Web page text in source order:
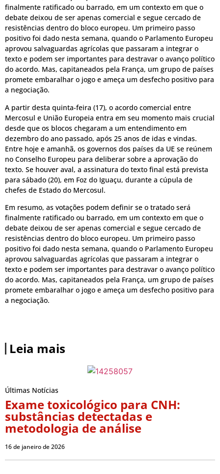
finalmente ratificado ou barrado, em um contexto em que o
debate deixou de ser apenas comercial e segue cercado de
resistências dentro do bloco europeu. Um primeiro passo
positivo foi dado nesta semana, quando o Parlamento Europeu
aprovou salvaguardas agrícolas que passaram a integrar o
texto e podem ser importantes para destravar o avanço político
do acordo. Mas, capitaneados pela França, um grupo de países
promete embaralhar o jogo e ameça um desfecho positivo para
a negociação.
A partir desta quinta-feira (17), o acordo comercial entre
Mercosul e União Europeia entra em seu momento mais crucial
desde que os blocos chegaram a um entendimento em
dezembro do ano passado, após 25 anos de idas e vindas.
Entre hoje e amanhã, os governos dos países da UE se reúnem
no Conselho Europeu para deliberar sobre a aprovação do
texto. Se houver aval, a assinatura do texto final está prevista
para sábado (20), em Foz do Iguaçu, durante a cúpula de
chefes de Estado do Mercosul.
Em resumo, as votações podem definir se o tratado será
finalmente ratificado ou barrado, em um contexto em que o
debate deixou de ser apenas comercial e segue cercado de
resistências dentro do bloco europeu. Um primeiro passo
positivo foi dado nesta semana, quando o Parlamento Europeu
aprovou salvaguardas agrícolas que passaram a integrar o
texto e podem ser importantes para destravar o avanço político
do acordo. Mas, capitaneados pela França, um grupo de países
promete embaralhar o jogo e ameça um desfecho positivo para
a negociação.
Leia mais
Últimas Notícias
Exame toxicológico para CNH:
substâncias detectadas e
metodologia de análise
16 de janeiro de 2026